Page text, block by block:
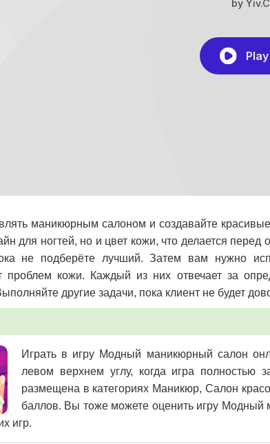
маникюрным салоном и создавайте
для ногтей, но и цвет кожи, что делается
не подберёте лучший. Затем вам нужно
проблем кожи. Каждый из них отвечает за
другие задачи, пока клиент не будет
Играть в игру Модный маникюрный салон
левом верхнем углу, когда игра полностью
размещена в категориях Маникюр, Салон
баллов. Вы тоже можете оценить игру Модный
игр.